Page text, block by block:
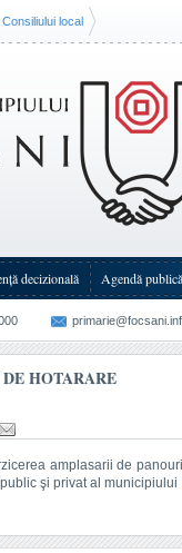
local
decizională Agendă publică
HOTARARE
amplasarii de
şi privat al municipiului